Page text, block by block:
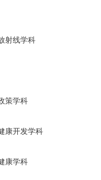
射线学科
策学科
康开发学科
康学科